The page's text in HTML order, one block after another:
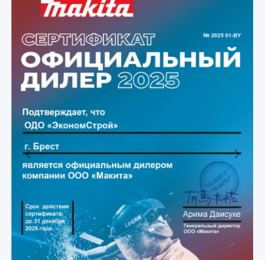
Previous Next